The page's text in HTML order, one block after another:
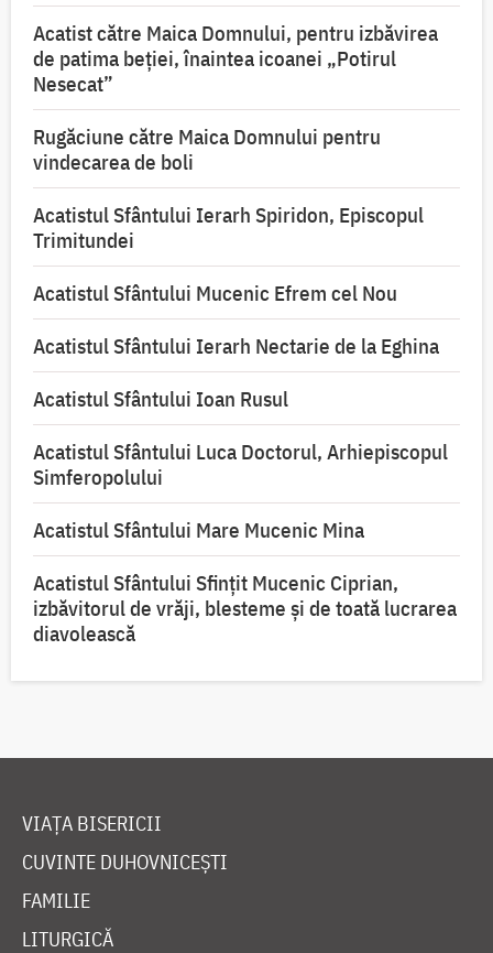
Acatist către Maica Domnului, pentru izbăvirea
de patima beției, înaintea icoanei „Potirul
Nesecat”
Rugăciune către Maica Domnului pentru
vindecarea de boli
Acatistul Sfântului Ierarh Spiridon, Episcopul
Trimitundei
Acatistul Sfântului Mucenic Efrem cel Nou
Acatistul Sfântului Ierarh Nectarie de la Eghina
Acatistul Sfântului Ioan Rusul
Acatistul Sfântului Luca Doctorul, Arhiepiscopul
Simferopolului
Acatistul Sfântului Mare Mucenic Mina
Acatistul Sfântului Sfințit Mucenic Ciprian,
izbăvitorul de vrăji, blesteme și de toată lucrarea
diavolească
VIAȚA BISERICII
CUVINTE DUHOVNICEȘTI
FAMILIE
LITURGICĂ